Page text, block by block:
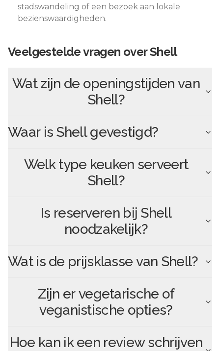
stadswandeling of een bezoek aan lokale
bezienswaardigheden.
Veelgestelde vragen overShell
Wat zijn de openingstijden van
Shell?
Waar is Shellgevestigd?
Welk type keuken serveert
Shell?
Is reserveren bij Shell
noodzakelijk?
Wat is de prijsklasse van Shell?
Zijn er vegetarische of
veganistische opties?
Hoe kan ik een review schrijven